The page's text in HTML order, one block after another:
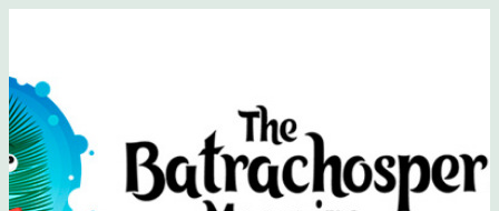
The Batrachospermum Magazine
Батрахоспермум (официальный сайт)